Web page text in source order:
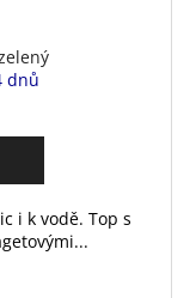
dnů
i k vodě. Top s